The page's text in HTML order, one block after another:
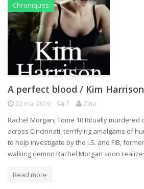
Chroniques
A perfect blood / Kim Harrison
22 mai 2019 7 Zina
Rachel Morgan, Tome 10 Ritually
across Cincinnati, terrifying amalgams of
to help investigate by the I.S. and FIB,
walking demon Rachel Morgan soon
Read more